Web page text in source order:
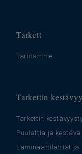
Tarkett
Tarinamme
Tarkettin
Tarkettin
Puulattia ja kestävä
Laminaattilattiat ja